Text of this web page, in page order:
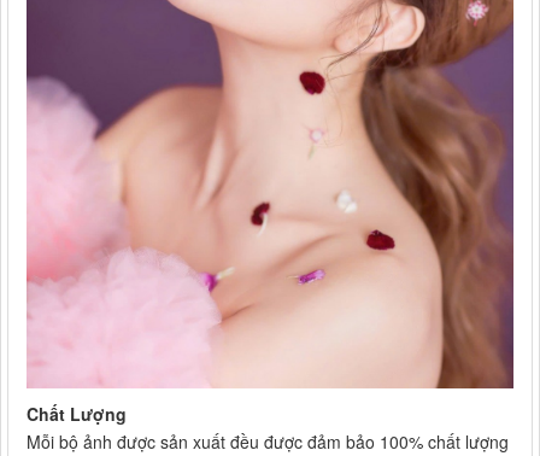
Chất Lượng
Mỗi bộ ảnh được sản xuất đều được đảm bảo 100% chất lượng